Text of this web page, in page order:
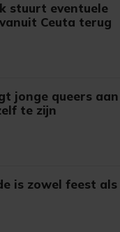
stuurt eventuele
Ceuta terug
jonge queers aan
te zijn
is zowel feest als